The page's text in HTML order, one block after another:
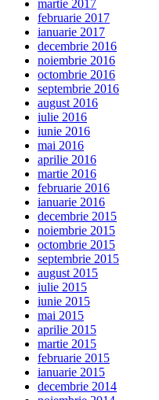
martie 2017
februarie 2017
ianuarie 2017
decembrie 2016
noiembrie 2016
octombrie 2016
septembrie 2016
august 2016
iulie 2016
iunie 2016
mai 2016
aprilie 2016
martie 2016
februarie 2016
ianuarie 2016
decembrie 2015
noiembrie 2015
octombrie 2015
septembrie 2015
august 2015
iulie 2015
iunie 2015
mai 2015
aprilie 2015
martie 2015
februarie 2015
ianuarie 2015
decembrie 2014